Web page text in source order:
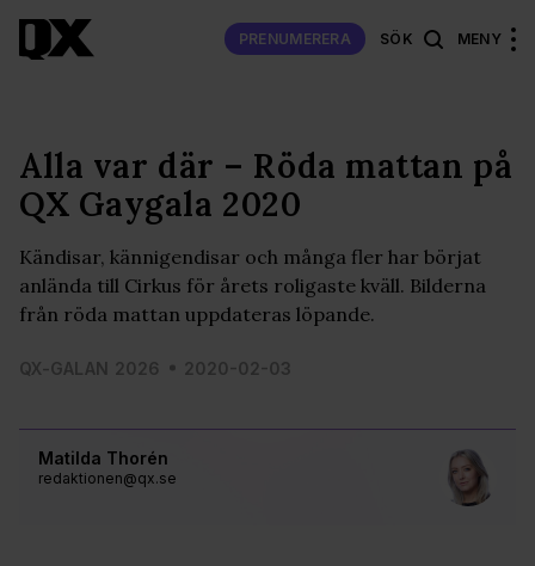
PRENUMERERA SÖK MENY
Matilda Thorén
redaktionen@qx.se
Alla var där – Röda mattan på
QX Gaygala 2020
Kändisar, kännigendisar och många fler har börjat
anlända till Cirkus för årets roligaste kväll. Bilderna
från röda mattan uppdateras löpande.
QX-GALAN 2026 2020-02-03